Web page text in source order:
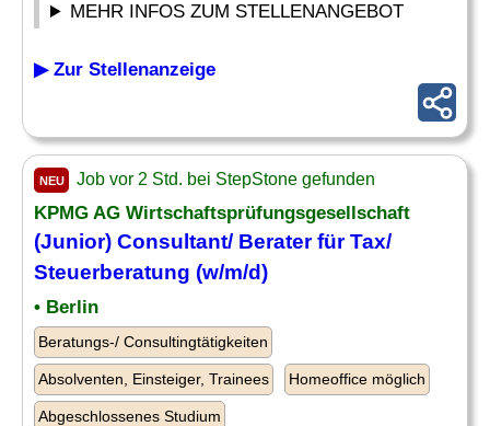
MEHR INFOS ZUM STELLENANGEBOT
▶ Zur Stellenanzeige
NEU Job vor 2 Std. bei StepStone gefunden
KPMG AG Wirtschaftsprüfungsgesellschaft
(Junior) Consultant/ Berater für Tax/
Steuerberatung (w/m/d)
• Berlin
Beratungs-/ Consultingtätigkeiten
Absolventen, Einsteiger, Trainees Homeoffice möglich
Abgeschlossenes Studium